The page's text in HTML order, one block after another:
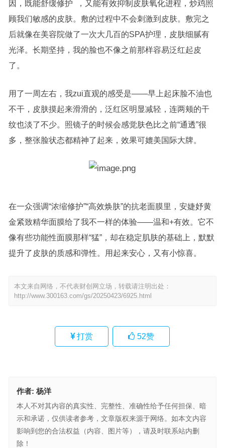
因，既能舒缓修护 ，又能有效抑制皮肤氧化进程，炒鸡照
顾我们敏感的皮肤。敷的过程中不会刺激到皮肤。敷完之
后就像在美容院做了一次大几百的SPA护理，皮肤细腻有
光泽。长期坚持，我的脸也不像之前那样容易泛红起皮
了。
用了一周左右，我zui直观的感受是——早上起床脸不油也
不干，皮肤摸起来滑滑的，泛红区明显减轻，连两颊的干
纹也淡了不少。照镜子的时候会感觉肤色比之前“通透”很
多，整张脸状态都精神了起来，效果可媲美国际大牌。
在一众强调“浓缩修护”“高效焕肤”的抗老面膜里，安婕妤黄
金紧致精华面膜给了我不一样的体验——温和+有效。它不
像有些功能性面膜那样“猛”，却在稳定肌肤的基础上，默默
提升了皮肤的质感和弹性。用起来安心，又有小惊喜。
本文来自网络，不代表财创网立场，转载请注明出处：
http://www.300163.com/gs/20250423/6925.html
打赏 52赞
作者: 杨洋
本人不对其内容的真实性、完整性、准确性给予任何担保、暗
示和承诺，仅供读者参考，文章版权来源于网络。如本文内容
影响到您的合法权益（内容、图片等），请及时联系站内删
除！